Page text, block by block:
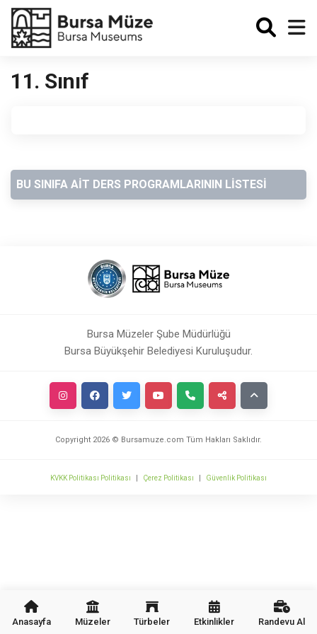
Enabled
11. Sınıf
BU SINIFA AİT DERS PROGRAMLARININ LİSTESİ
Bursa Müzeler Şube Müdürlüğü
Bursa Büyükşehir Belediyesi Kuruluşudur.
Copyright 2026 © Bursamuze.com Tüm Hakları Saklıdır.
KVKK Politikası Politikası Çerez Politikası Güvenlik Politikası
Anasayfa Müzeler Türbeler Etkinlikler Randevu Al